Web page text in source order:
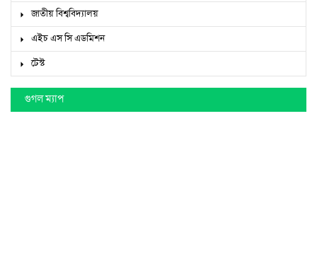
জাতীয় বিশ্ববিদ্যালয়
এইচ এস সি এডমিশন
টেস্ট
গুগল ম্যাপ